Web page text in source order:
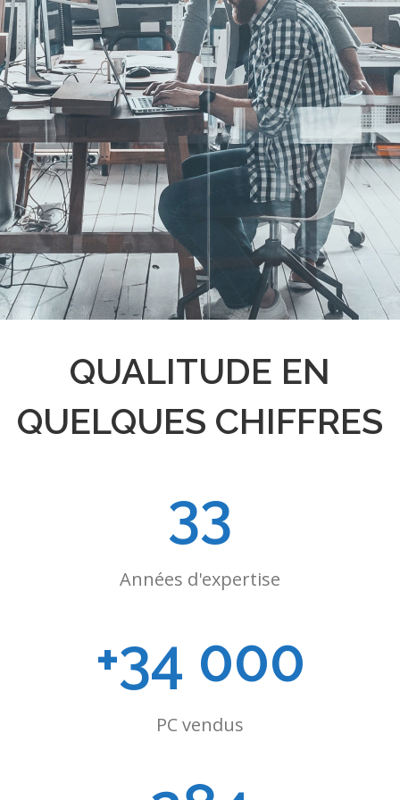
QUALITUDE EN
QUELQUES CHIFFRES
33
Années d'expertise
+34 000
PC vendus